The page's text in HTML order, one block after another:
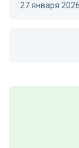
27 января 2026